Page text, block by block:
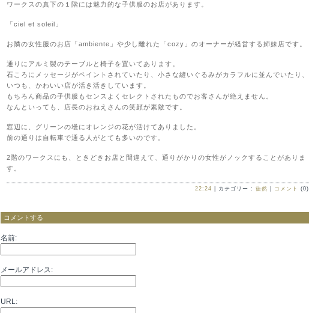
ワークスの真下の１階には魅力的な子供服のお店があります。
「ciel et soleil」
お隣の女性服のお店「ambiente」や少し離れた「cozy」のオーナーが経営する姉妹店です。
通りにアルミ製のテーブルと椅子を置いてあります。
石ころにメッセージがペイントされていたり、小さな縫いぐるみがカラフルに並んでいたり、
いつも、かわいい店が活き活きしています。
もちろん商品の子供服もセンスよくセレクトされたものでお客さんが絶えません。
なんといっても、店長のおねえさんの笑顔が素敵です。
窓辺に、グリーンの壜にオレンジの花が活けてありました。
前の通りは自転車で通る人がとても多いのです。
2階のワークスにも、ときどきお店と間違えて、通りがかりの女性がノックすることがありま
す。
22:24 | カテゴリー : 徒然 コメント (0)
コメントする
名前:
メールアドレス:
URL: